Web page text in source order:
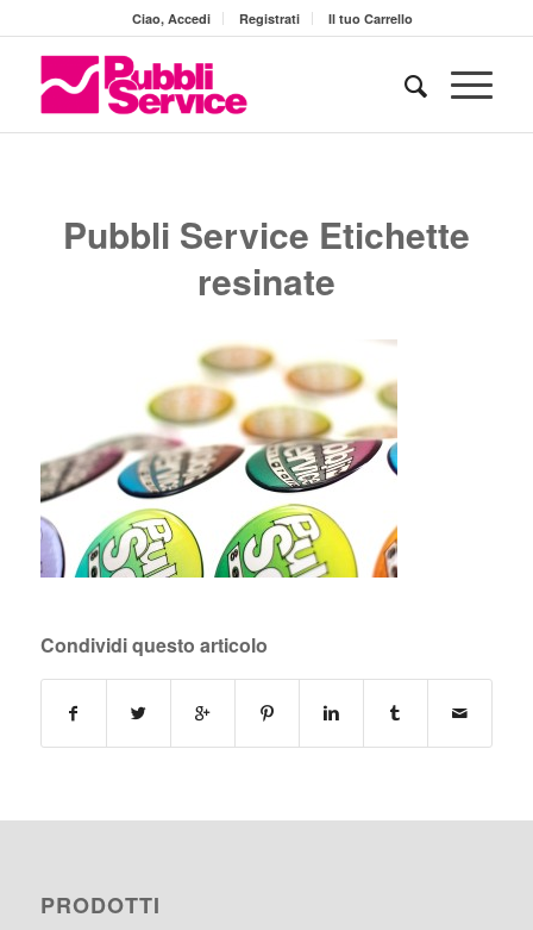
Ciao, Accedi Registrati Il tuo Carrello
Pubbli Service Etichette
resinate
Condividi questo articolo
PRODOTTI